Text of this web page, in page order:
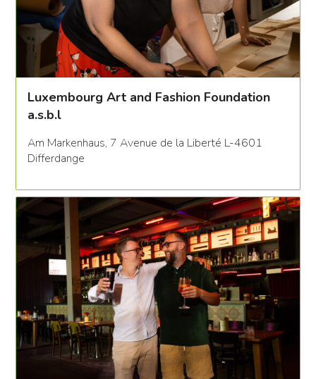
Luxembourg Art and Fashion Foundation
a.s.b.l
Am Markenhaus, 7 Avenue de la Liberté L-4601
Differdange